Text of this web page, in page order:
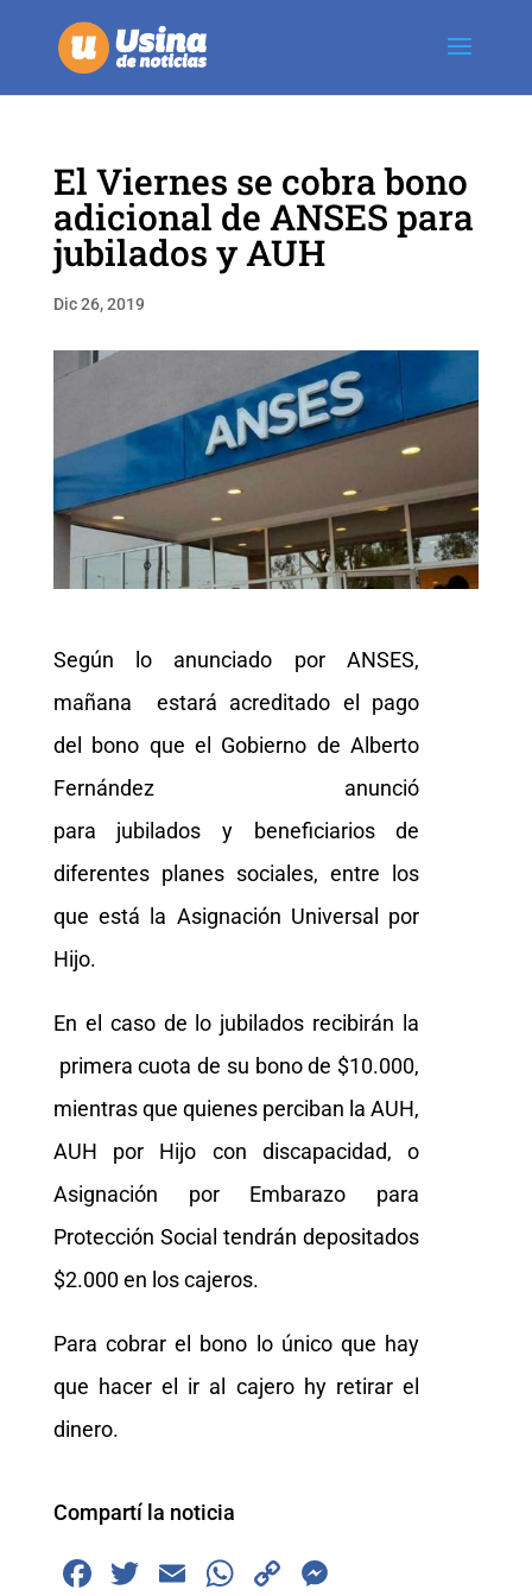
El Viernes se cobra bono
adicional de ANSES para
jubilados y AUH
Dic 26, 2019
Según lo anunciado por ANSES,
mañana
estará acreditado el pago
del bono que el Gobierno de Alberto
Fernández anunció
para jubilados y beneficiarios de
diferentes planes sociales, entre los
que está la Asignación Universal por
Hijo.
En el caso de lo jubilados recibirán la
primera cuota de su bono de $10.000,
mientras que quienes perciban la AUH,
AUH por Hijo con discapacidad, o
Asignación por Embarazo para
Protección Social tendrán depositados
$2.000 en los cajeros.
Para cobrar el bono lo único que hay
que hacer el ir al cajero hy retirar el
dinero.
Compartí la noticia
F
T
E
W
C